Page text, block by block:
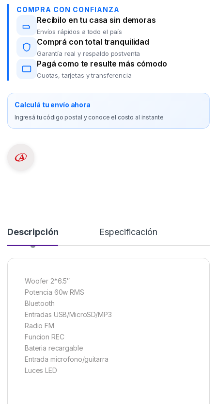
COMPRA CON CONFIANZA
Recibilo en tu casa sin demoras
Envíos rápidos a todo el país
Comprá con total tranquilidad
Garantía real y respaldo postventa
Pagá como te resulte más cómodo
Cuotas, tarjetas y transferencia
Calculá tu envío ahora
Ingresá tu código postal y conoce el costo al instante
Descripción Especificación
Woofer 2*6.5″
Potencia 60w RMS
Bluetooth
Entradas USB/MicroSD/MP3
Radio FM
Funcion REC
Bateria recargable
Entrada microfono/guitarra
Luces LED